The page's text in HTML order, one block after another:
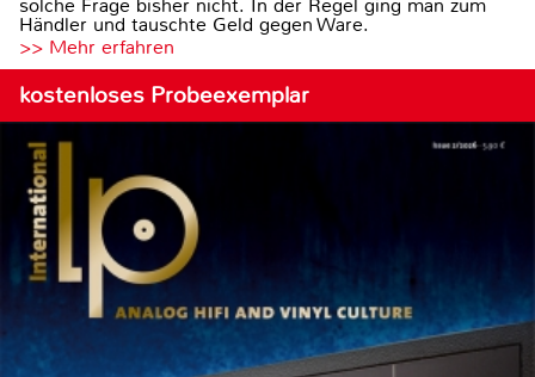
solche Frage bisher nicht. In der Regel ging man zum
Händler und tauschte Geld gegen Ware.
>> Mehr erfahren
kostenloses Probeexemplar